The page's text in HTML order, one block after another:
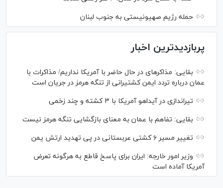
حمله رژیم صهیونیستی به جنوب لبنان
پربازدیدترین اخبار
بقایی: مذاکره‎ای در حال حاضر با آمریکا نداریم/ مذاکرات با
عمان درباره تردد ایمن کشتیرانی از تنگه هرمز در جریان است
تیراندازی در آیداهو آمریکا با ۳ کشته و چند زخمی
بقایی: تفاهم با عمان به معنای بازگشایی تنگه هرمز نیست
تغییر مسیر ۶ کشتی عربستانی در پی تهدید ارتش یمن
وزیر امور خارجه: ایران برای پاسخ قاطع به هرگونه تعرض
آمریکا آماده است